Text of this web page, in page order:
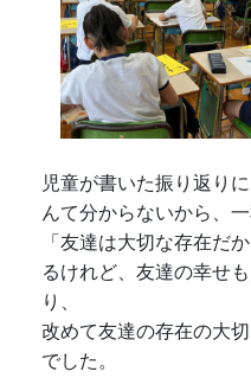
児童が書いた振り返り
んて分からないから、
「友達は大切な存在だ
るけれど、友達の幸せ
り、
改めて友達の存在の大
でした。